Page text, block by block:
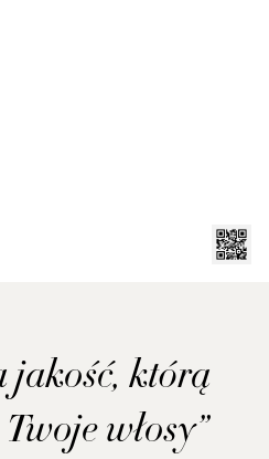
jakość, którą
włosy”